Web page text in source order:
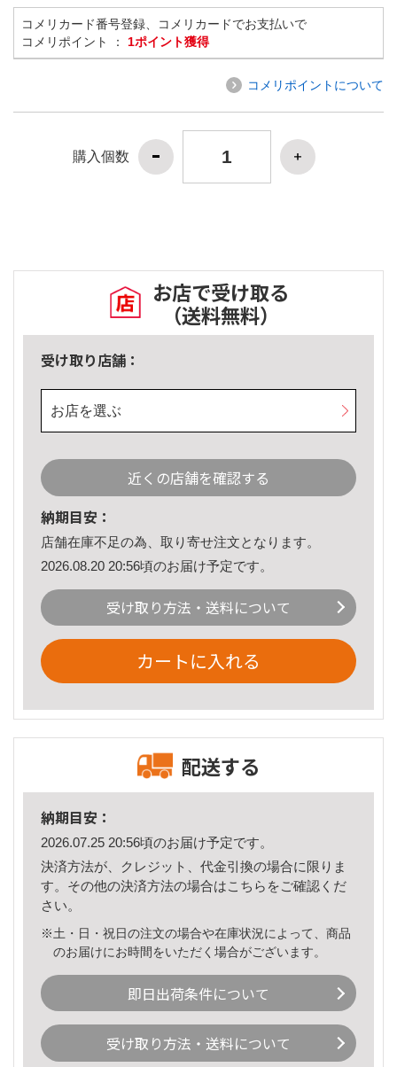
コメリカード番号登録、コメリカードでお支払いで
コメリポイント ： 1ポイント獲得
コメリポイントについて
購入個数
お店で受け取る
（送料無料）
受け取り店舗：
お店を選ぶ
近くの店舗を確認する
納期目安：
店舗在庫不足の為、取り寄せ注文となります。
2026.08.20 20:56頃のお届け予定です。
受け取り方法・送料について
カートに入れる
配送する
納期目安：
2026.07.25 20:56頃のお届け予定です。
決済方法が、クレジット、代金引換の場合に限りま
す。その他の決済方法の場合はこちら をご確認くだ
さい。
※土・日・祝日の注文の場合や在庫状況によって、商品
のお届けにお時間をいただく場合がございます。
即日出荷条件について
受け取り方法・送料について